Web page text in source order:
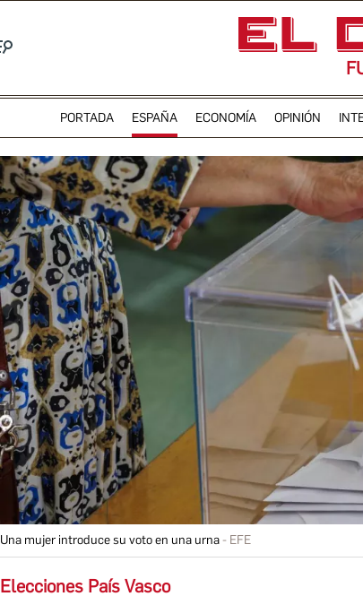
PORTADA ESPAÑA ECONOMÍA OPINIÓN
Una mujer introduce su voto en una urna EFE
Elecciones País Vasco